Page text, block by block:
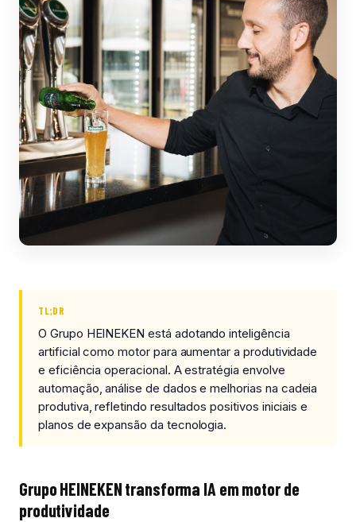
TL;DR
O Grupo HEINEKEN está adotando inteligência
artificial como motor para aumentar a produtividade
e eficiência operacional. A estratégia envolve
automação, análise de dados e melhorias na cadeia
produtiva, refletindo resultados positivos iniciais e
planos de expansão da tecnologia.
Grupo HEINEKEN transforma IA em motor de
produtividade